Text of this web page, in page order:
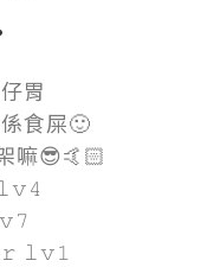
胃
食屎🙂
嘛😎🤙🏻
𝚕𝚟𝟷